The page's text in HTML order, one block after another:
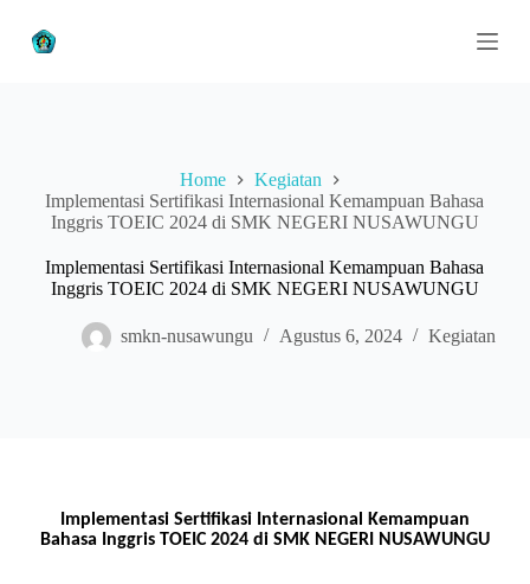
k
Home
Kegiatan
Implementasi Sertifikasi Internasional Kemampuan Bahasa
Inggris TOEIC 2024 di SMK NEGERI NUSAWUNGU
Implementasi Sertifikasi Internasional Kemampuan Bahasa
Inggris TOEIC 2024 di SMK NEGERI NUSAWUNGU
smkn-nusawungu Agustus 6, 2024 Kegiatan
Implementasi Sertifikasi Internasional
Kemampuan
Bahasa Inggris TOEIC 2024 di SMK NEGERI NUSAWUNGU